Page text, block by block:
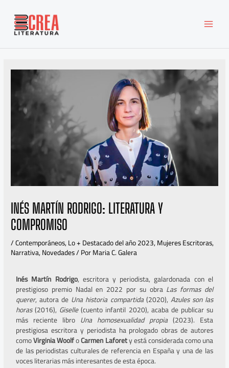
contenido
INÉS MARTÍN RODRIGO: LITERATURA Y
COMPROMISO
/Contemporáneos,Lo + Destacado del año 2023,Mujeres Escritoras,
Narrativa,Novedades/ PorMaria C. Galera
Inés Martín Rodrigo, escritora y periodista, galardonada con el
prestigioso premio Nadal en 2022 por su obra Las formas del
querer, autora de Una historia compartida(2020), Azules son las
horas(2016), Giselle(cuento infantil 2020), acaba de publicar su
más reciente libro Una homosexualidad propia (2023). Esta
prestigiosa escritora y periodista ha prologado obras de autores
comoVirginia WoolfoCarmen Laforety está considerada como una
de las periodistas culturales de referencia en España y una de las
voces literarias más interesantes de esta época.